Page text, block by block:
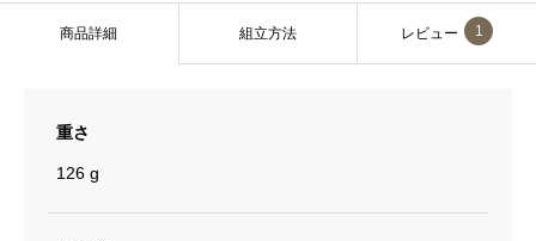
商品詳細 組立方法 レビュー 1
重さ
126 g